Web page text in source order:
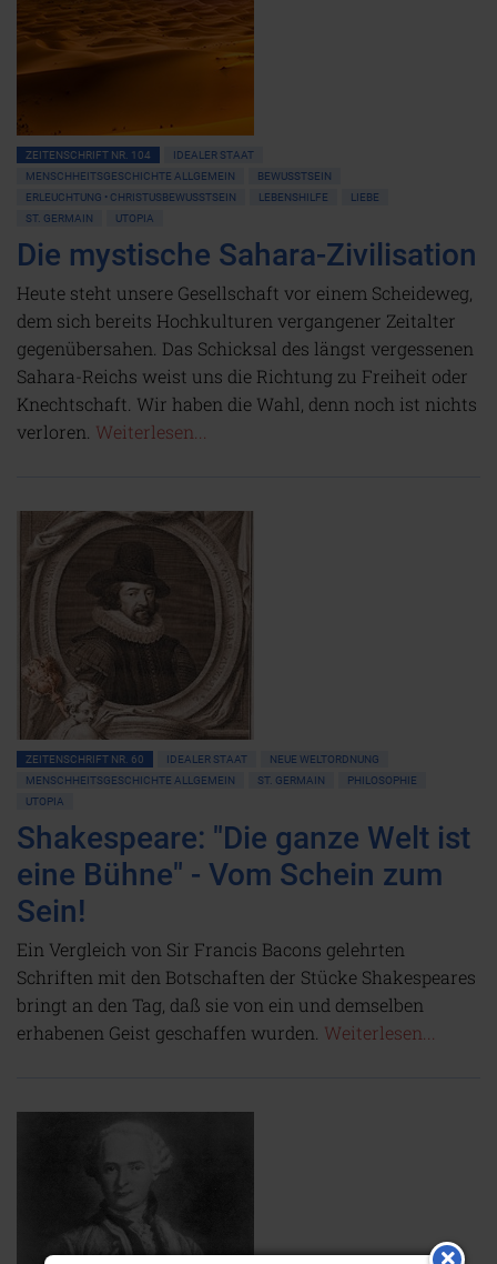
ZEITENSCHRIFT NR. 104
IDEALER STAAT
MENSCHHEITSGESCHICHTE ALLGEMEIN
BEWUSSTSEIN
ERLEUCHTUNG • CHRISTUSBEWUSSTSEIN
LEBENSHILFE
LIEBE
ST. GERMAIN
UTOPIA
Die mystische Sahara-Zivilisation
Heute steht unsere Gesellschaft vor einem Scheideweg,
dem sich bereits Hochkulturen vergangener Zeitalter
gegenübersahen. Das Schicksal des längst vergessenen
Sahara-Reichs weist uns die Richtung zu Freiheit oder
Knechtschaft. Wir haben die Wahl, denn noch ist nichts
verloren. Weiterlesen...
ZEITENSCHRIFT NR. 60 IDEALER STAAT
NEUE WELTORDNUNG
MENSCHHEITSGESCHICHTE ALLGEMEIN
ST. GERMAIN
PHILOSOPHIE
UTOPIA
Shakespeare: "Die ganze Welt ist
eine Bühne" - Vom Schein zum
Sein!
Ein Vergleich von Sir Francis Bacons gelehrten
Schriften mit den Botschaften der Stücke Shakespeares
bringt an den Tag, daß sie von ein und demselben
erhabenen Geist geschaffen wurden. Weiterlesen...